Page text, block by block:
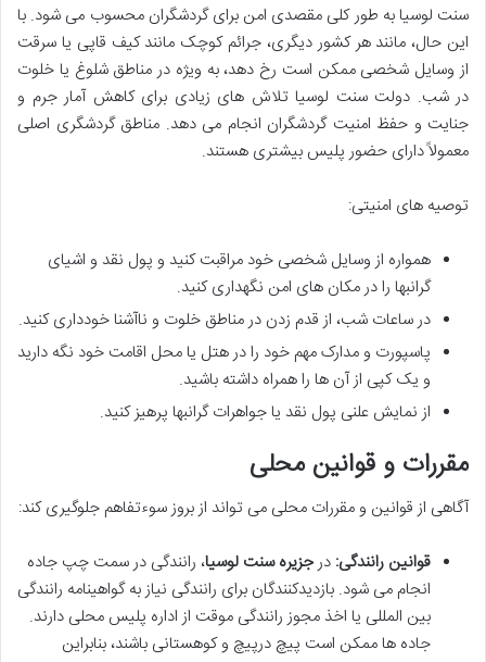
سنت لوسیا به طور کلی مقصدی امن برای گردشگران محسوب می شود. با
این حال، مانند هر کشور دیگری، جرائم کوچک مانند کیف قاپی یا سرقت
از وسایل شخصی ممکن است رخ دهد، به ویژه در مناطق شلوغ یا خلوت
در شب. دولت سنت لوسیا تلاش های زیادی برای کاهش آمار جرم و
جنایت و حفظ امنیت گردشگران انجام می دهد. مناطق گردشگری اصلی
معمولاً دارای حضور پلیس بیشتری هستند.
توصیه های امنیتی:
همواره از وسایل شخصی خود مراقبت کنید و پول نقد و اشیای
گرانبها را در مکان های امن نگهداری کنید.
در ساعات شب، از قدم زدن در مناطق خلوت و ناآشنا خودداری کنید.
پاسپورت و مدارک مهم خود را در هتل یا محل اقامت خود نگه دارید
و یک کپی از آن ها را همراه داشته باشید.
از نمایش علنی پول نقد یا جواهرات گرانبها پرهیز کنید.
مقررات و قوانین محلی
آگاهی از قوانین و مقررات محلی می تواند از بروز سوءتفاهم جلوگیری کند:
قوانین رانندگی: درجزیره سنت لوسیا، رانندگی در سمت چپ جاده
انجام می شود. بازدیدکنندگان برای رانندگی نیاز به گواهینامه رانندگی
بین المللی یا اخذ مجوز رانندگی موقت از اداره پلیس محلی دارند.
جاده ها ممکن است پیچ درپیچ و کوهستانی باشند، بنابراین